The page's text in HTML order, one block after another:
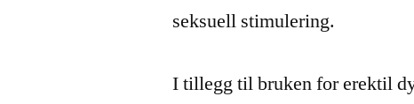
seksuell stimulering.
I tillegg til bruken for erektil